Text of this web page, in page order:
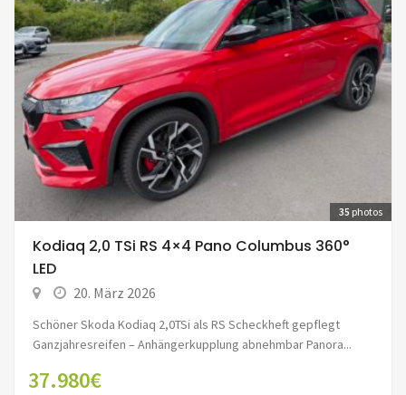
35 photos
Kodiaq 2,0 TSi RS 4×4 Pano Columbus 360°
LED
20. März 2026
Schöner Skoda Kodiaq 2,0TSi als RS Scheckheft gepflegt
Ganzjahresreifen – Anhängerkupplung abnehmbar Panora...
37.980€